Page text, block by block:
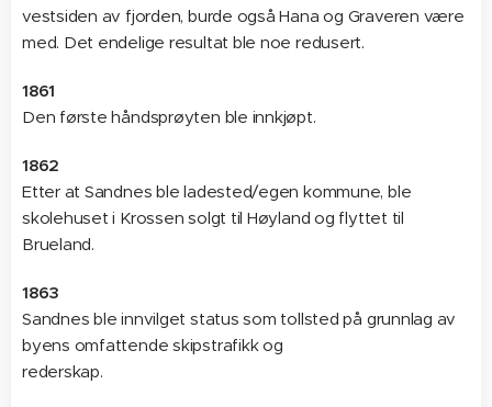
vestsiden av fjorden, burde også Hana og Graveren være
med. Det endelige resultat ble noe redusert.
1861
Den første håndsprøyten ble innkjøpt.
1862
Etter at Sandnes ble ladested/egen kommune, ble
skolehuset i Krossen solgt til Høyland og flyttet til
Brueland.
1863
Sandnes ble innvilget status som tollsted på grunnlag av
byens omfattende skipstrafikk og
rederskap.